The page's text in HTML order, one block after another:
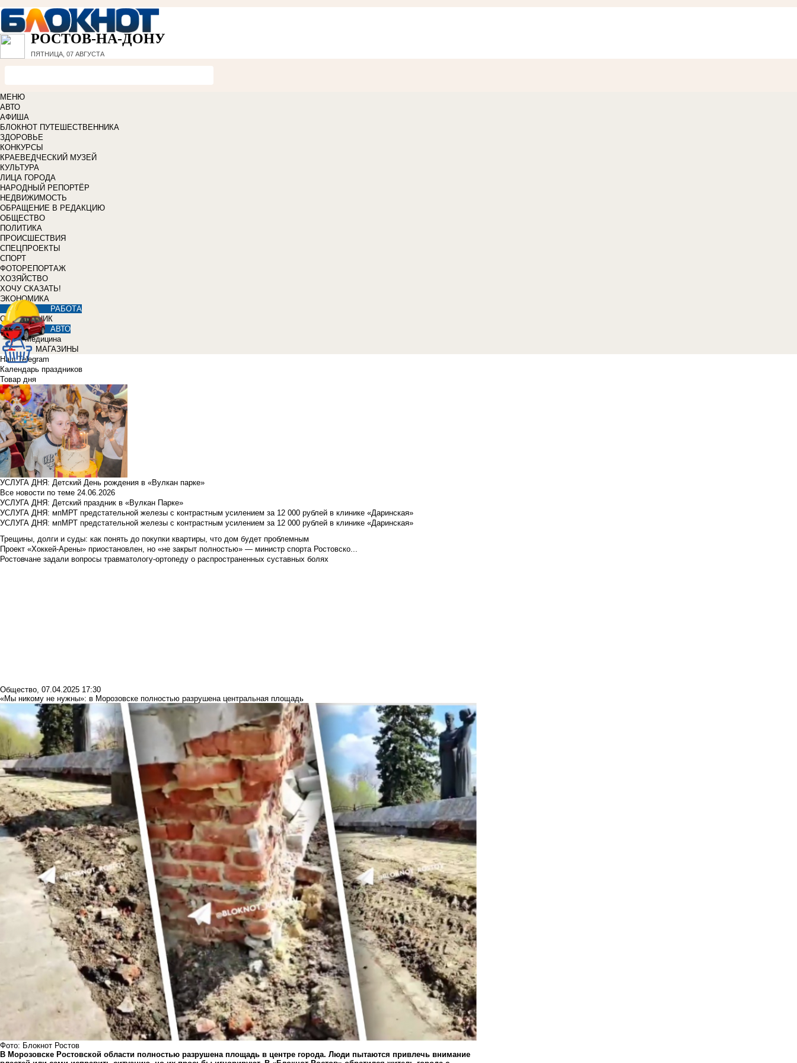
РОСТОВ-НА-ДОНУ
ПЯТНИЦА, 07 АВГУСТА
МЕНЮ
АВТО
АФИША
БЛОКНОТ ПУТЕШЕСТВЕННИКА
ЗДОРОВЬЕ
КОНКУРСЫ
КРАЕВЕДЧЕСКИЙ МУЗЕЙ
КУЛЬТУРА
ЛИЦА ГОРОДА
НАРОДНЫЙ РЕПОРТЁР
НЕДВИЖИМОСТЬ
ОБРАЩЕНИЕ В РЕДАКЦИЮ
ОБЩЕСТВО
ПОЛИТИКА
ПРОИСШЕСТВИЯ
СПЕЦПРОЕКТЫ
СПОРТ
ФОТОРЕПОРТАЖ
ХОЗЯЙСТВО
ХОЧУ СКАЗАТЬ!
ЭКОНОМИКА
РАБОТА
СПРАВОЧНИК
АВТО
Медицина
МАГАЗИНЫ
Наш Telegram
Календарь праздников
Товар дня
УСЛУГА ДНЯ: Детский День рождения в «Вулкан парке»
Все новости по теме 24.06.2026
УСЛУГА ДНЯ: Детский праздник в «Вулкан Парке»
УСЛУГА ДНЯ: мпМРТ предстательной железы с контрастным усилением за 12 000 рублей в клинике «Даринская»
УСЛУГА ДНЯ: мпМРТ предстательной железы с контрастным усилением за 12 000 рублей в клинике «Даринская»
Трещины, долги и суды: как понять до покупки квартиры, что дом будет проблемным
Проект «Хоккей-Арены» приостановлен, но «не закрыт полностью» — министр спорта Ростовско...
Ростовчане задали вопросы травматологу-ортопеду о распространенных суставных болях
Общество, 07.04.2025 17:30
«Мы никому не нужны»: в Морозовске полностью разрушена центральная площадь
Фото: Блокнот Ростов
В Морозовске Ростовской области полностью разрушена площадь в центре города. Люди пытаются привлечь внимание